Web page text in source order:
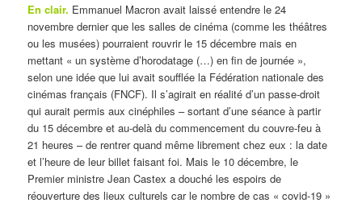
En clair. Emmanuel Macron avait laissé entendre le 24
novembre dernier que les salles de cinéma (comme les théâtres
ou les musées) pourraient rouvrir le 15 décembre mais en
mettant « un système d’horodatage (…) en fin de journée »,
selon une idée que lui avait soufflée la Fédération nationale des
cinémas français (FNCF). Il s’agirait en réalité d’un passe-droit
qui aurait permis aux cinéphiles – sortant d’une séance à partir
du 15 décembre et au-delà du commencement du couvre-feu à
21 heures – de rentrer quand même librement chez eux : la date
et l’heure de leur billet faisant foi. Mais le 10 décembre, le
Premier ministre Jean Castex a douché les espoirs de
réouverture des lieux culturels car le nombre de cas « covid-19 »